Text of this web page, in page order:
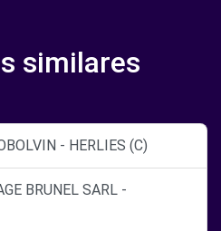
similares
- HERLIES (C)
BRUNEL SARL -